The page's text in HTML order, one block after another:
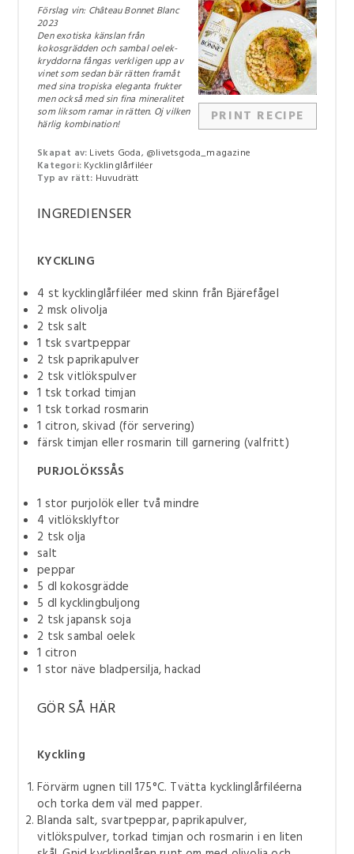
PRINT RECIPE
Stars
Stars
Stars
Stars
Star
Förslag vin: Château Bonnet Blanc
2023
Den exotiska känslan från
kokosgrädden och sambal oelek-
kryddorna fångas verkligen upp av
vinet som sedan bär rätten framåt
med sina tropiska eleganta frukter
men också med sin fina mineralitet
som liksom ramar in rätten. Oj vilken
härlig kombination!
Skapat av: Livets Goda, @livetsgoda_magazine
Kategori: Kycklinglårfiléer
Typ av rätt: Huvudrätt
INGREDIENSER
KYCKLING
4 st kycklinglårfiléer med skinn från Bjärefågel
2 msk olivolja
2 tsk salt
1 tsk svartpeppar
2 tsk paprikapulver
2 tsk vitlökspulver
1 tsk torkad timjan
1 tsk torkad rosmarin
1 citron, skivad (för servering)
färsk timjan eller rosmarin till garnering (valfritt)
PURJOLÖKSSÅS
1 stor purjolök eller två mindre
4 vitlöksklyftor
2 tsk olja
salt
peppar
5 dl kokosgrädde
5 dl kycklingbuljong
2 tsk japansk soja
2 tsk sambal oelek
1 citron
1 stor näve bladpersilja, hackad
GÖR SÅ HÄR
Kyckling
Förvärm ugnen till 175°C. Tvätta kycklinglårfiléerna
och torka dem väl med papper.
Blanda salt, svartpeppar, paprikapulver,
vitlökspulver, torkad timjan och rosmarin i en liten